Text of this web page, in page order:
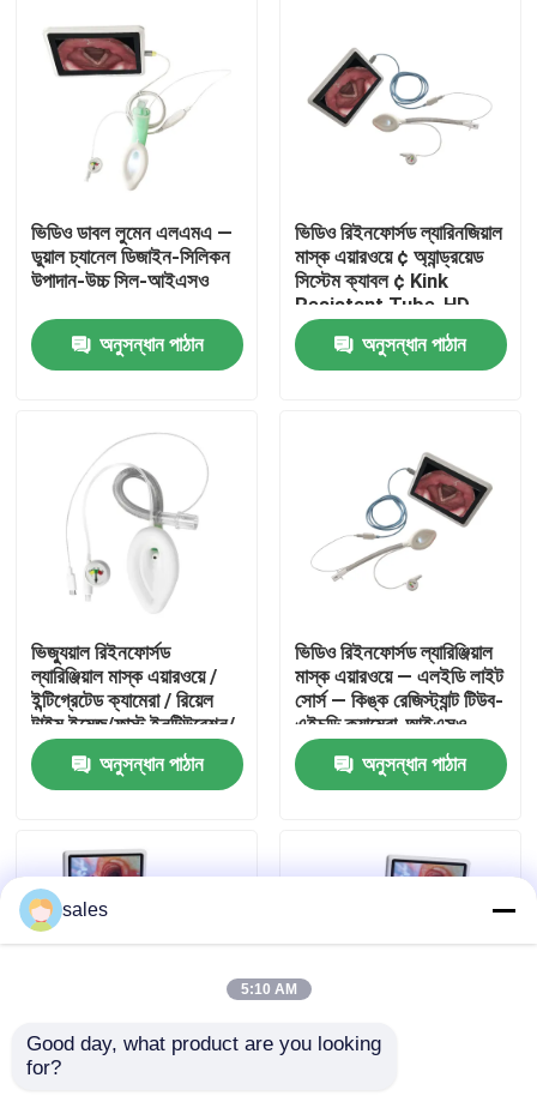
VR প্রদর্শন
আমাদের সম্পর্কে
কারখানা ভ্রমণ
মান নিয়ন্ত্রণ
আমাদের সাথে যোগাযোগ করুন
উদ্ধৃতির জন্য আবেদন
ভিডিও ডাবল লুমেন এলএমএ —
ডুয়াল চ্যানেল ডিজাইন-সিলিকন
উপাদান-উচ্চ সিল-আইএসও
অনুসন্ধান পাঠান
ভিডিও রিইনফোর্সড ল্যারিনজিয়াল
মাস্ক এয়ারওয়ে ¢ অ্যান্ড্রয়েড
সিস্টেম ক্যাবল ¢ Kink
Resistant Tube-HD
Camera-ISO
অনুসন্ধান পাঠান
ভিজ্যুয়াল রিইনফোর্সড
ল্যারিঞ্জিয়াল মাস্ক এয়ারওয়ে /
ইন্টিগ্রেটেড ক্যামেরা / রিয়েল
টাইম ইমেজ/ফাস্ট ইনটিউবেশন/
আইএসও
অনুসন্ধান পাঠান
ভিডিও রিইনফোর্সড ল্যারিঞ্জিয়াল
মাস্ক এয়ারওয়ে — এলইডি লাইট
সোর্স — কিঙ্ক রেজিস্ট্যান্ট টিউব-
এইচডি ক্যামেরা-আইএসও
অনুসন্ধান পাঠান
ভিজ্যুয়াল কম্বাইন্ড
sales
5:10 AM
Good day, what product are you looking
for?